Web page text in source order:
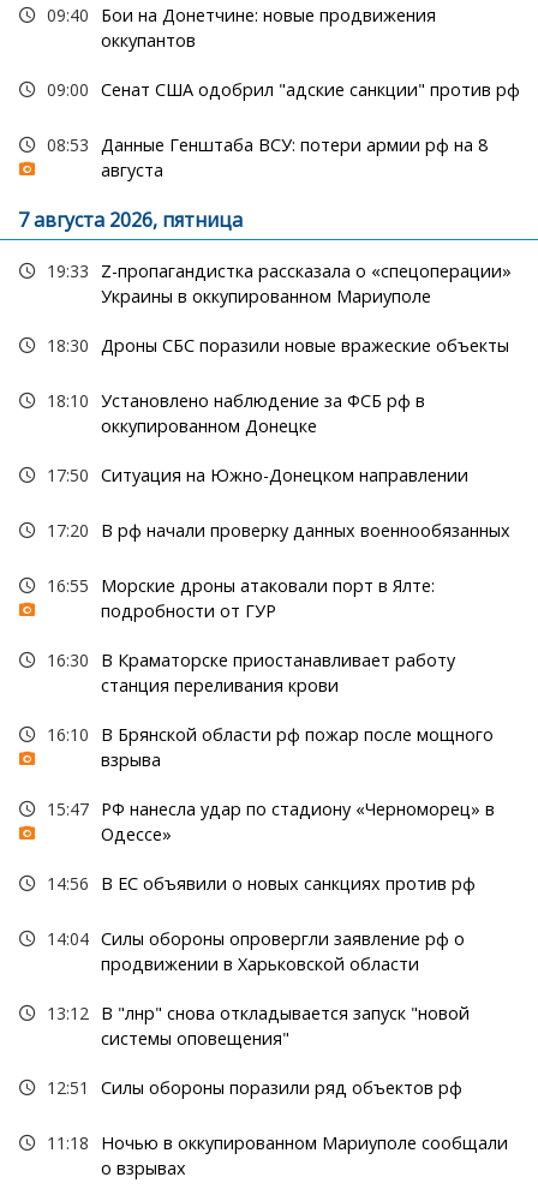
09:40
Бои на Донетчине: новые продвижения
оккупантов
09:00 Сенат США одобрил "адские санкции" против рф
08:53 Данные Генштаба ВСУ: потери армии рф на 8
августа
7 августа 2026, пятница
19:33
Z-пропагандистка рассказала о «спецоперации»
Украины в оккупированном Мариуполе
18:30 Дроны СБС поразили новые вражеские объекты
18:10 Установлено наблюдение за ФСБ рф в
оккупированном Донецке
17:50 Ситуация на Южно-Донецком направлении
17:20 В рф начали проверку данных военнообязанных
16:55
Морские дроны атаковали порт в Ялте:
подробности от ГУР
16:30
В Краматорске приостанавливает работу
станция переливания крови
16:10
В Брянской области рф пожар после мощного
взрыва
15:47 РФ нанесла удар по стадиону «Черноморец» в
Одессе»
14:56 В ЕС объявили о новых санкциях против рф
14:04 Силы обороны опровергли заявление рф о
продвижении в Харьковской области
13:12 В "лнр" снова откладывается запуск "новой
системы оповещения"
12:51 Силы обороны поразили ряд объектов рф
11:18
Ночью в оккупированном Мариуполе сообщали
о взрывах